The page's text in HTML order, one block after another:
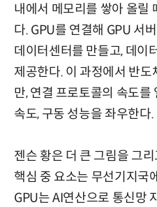
내에서 메모리를 쌓아 올릴
다. GPU를 연결해 GPU 서
데이터센터를 만들고, 데이
제공한다. 이 과정에서 반
만, 연결 프로토콜의 속도를
속도, 구동 성능을 좌우한다.
젠슨 황은 더 큰 그림을 그
핵심 중 요소는 무선기지국
GPU는 AI연산으로 통신망